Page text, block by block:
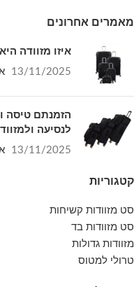
מאמרים אחרונים
איזו מזוודה
13/11/2025
הזמנתם טיסה
לנסיעה
13/11/2025
קטגוריות
סט מזוודות קשיחות
סט מזוודות בד
מזוודות גדולות
טרולי למטוס